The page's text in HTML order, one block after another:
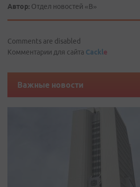
Автор: Отдел новостей «В»
Comments are disabled
Комментарии для сайта Cackle
Важные новости